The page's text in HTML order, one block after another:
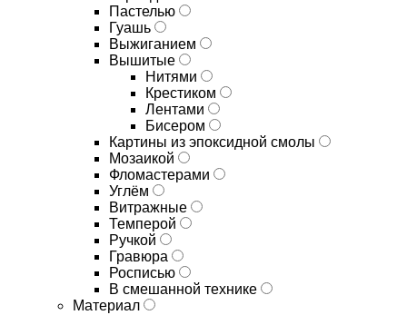
Пастелью
Гуашь
Выжиганием
Вышитые
Нитями
Крестиком
Лентами
Бисером
Картины из эпоксидной смолы
Мозаикой
Фломастерами
Углём
Витражные
Темперой
Ручкой
Гравюра
Росписью
В смешанной технике
Материал